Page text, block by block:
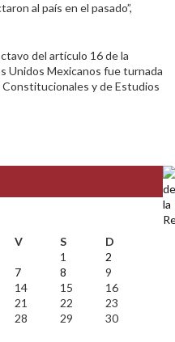
al país en el pasado”,
del artículo 16 de la
Unidos Mexicanos fue turnada
y de Estudios
V S
D
1
2
7 8
9
14 15
16
21 22
23
28 29
30